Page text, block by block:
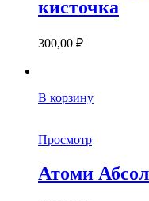
кисточка
300,00 ₽
В корзину
Просмотр
Атоми